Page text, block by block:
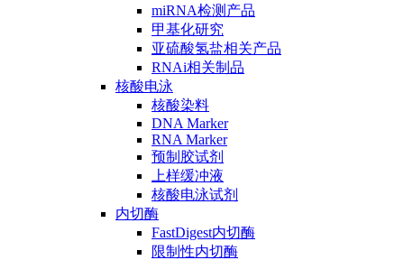
miRNA检测产品
甲基化研究
亚硫酸氢盐相关产品
RNAi相关制品
核酸电泳
核酸染料
DNA Marker
RNA Marker
预制胶试剂
上样缓冲液
核酸电泳试剂
内切酶
FastDigest内切酶
限制性内切酶